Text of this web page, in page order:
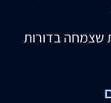
שצמחה בדורות